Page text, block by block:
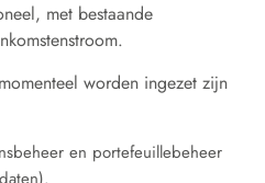
met bestaande
worden ingezet zijn
en portefeuillebeheer